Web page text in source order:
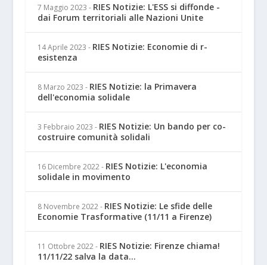
7 Maggio 2023 - RIES Notizie: L'ESS si diffonde -
dai Forum territoriali alle Nazioni Unite
14 Aprile 2023 - RIES Notizie: Economie di r-
esistenza
8 Marzo 2023 - RIES Notizie: la Primavera
dell'economia solidale
3 Febbraio 2023 - RIES Notizie: Un bando per co-
costruire comunità solidali
16 Dicembre 2022 - RIES Notizie: L'economia
solidale in movimento
8 Novembre 2022 - RIES Notizie: Le sfide delle
Economie Trasformative (11/11 a Firenze)
11 Ottobre 2022 - RIES Notizie: Firenze chiama!
11/11/22 salva la data...